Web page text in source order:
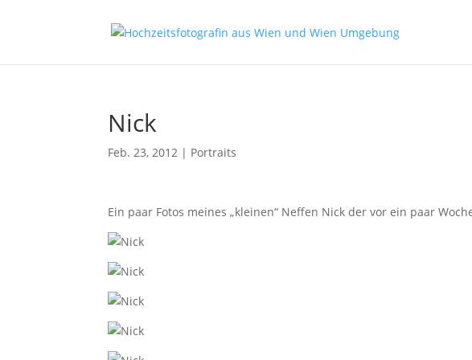
Nick
Feb. 23, 2012 | Portraits
Ein paar Fotos meines „kleinen“ Neffen Nick der vor ein paar